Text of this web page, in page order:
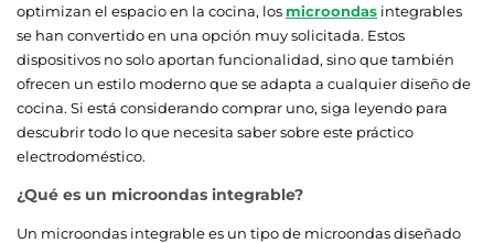
optimizan el espacio en la cocina, los microondas integrables
se han convertido en una opción muy solicitada. Estos
dispositivos no solo aportan funcionalidad, sino que también
ofrecen un estilo moderno que se adapta a cualquier diseño de
cocina. Si está considerando comprar uno, siga leyendo para
descubrir todo lo que necesita saber sobre este práctico
electrodoméstico.
¿Qué es un microondas integrable?
Un microondas integrable es un tipo de microondas diseñado